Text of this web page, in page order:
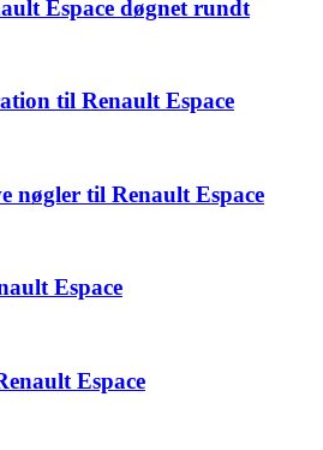
Espace døgnet rundt
til Renault Espace
nøgler til Renault Espace
Espace
Espace